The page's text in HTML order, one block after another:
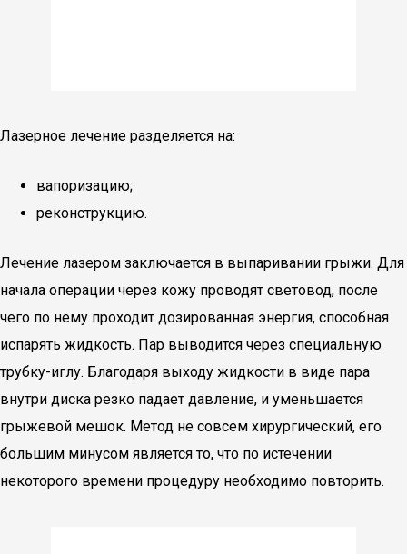
Лазерное лечение разделяется на:
вапоризацию;
реконструкцию.
Лечение лазером заключается в выпаривании грыжи. Для
начала операции через кожу проводят световод, после
чего по нему проходит дозированная энергия, способная
испарять жидкость. Пар выводится через специальную
трубку-иглу. Благодаря выходу жидкости в виде пара
внутри диска резко падает давление, и уменьшается
грыжевой мешок. Метод не совсем хирургический, его
большим минусом является то, что по истечении
некоторого времени процедуру необходимо повторить.